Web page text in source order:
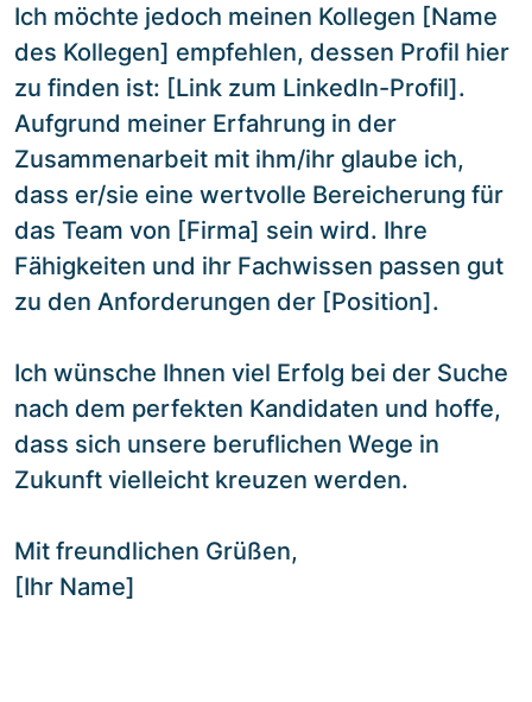
Ich möchte jedoch meinen Kollegen [Name
des Kollegen] empfehlen, dessen Profil hier
zu finden ist: [Link zum LinkedIn-Profil].
Aufgrund meiner Erfahrung in der
Zusammenarbeit mit ihm/ihr glaube ich,
dass er/sie eine wertvolle Bereicherung für
das Team von [Firma] sein wird. Ihre
Fähigkeiten und ihr Fachwissen passen gut
zu den Anforderungen der [Position].
Ich wünsche Ihnen viel Erfolg bei der Suche
nach dem perfekten Kandidaten und hoffe,
dass sich unsere beruflichen Wege in
Zukunft vielleicht kreuzen werden.
Mit freundlichen Grüßen,
[Ihr Name]